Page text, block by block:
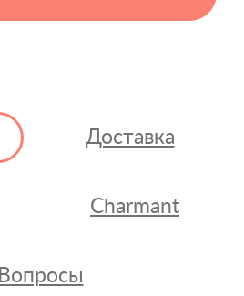
Доставка
Charmant
Вопросы